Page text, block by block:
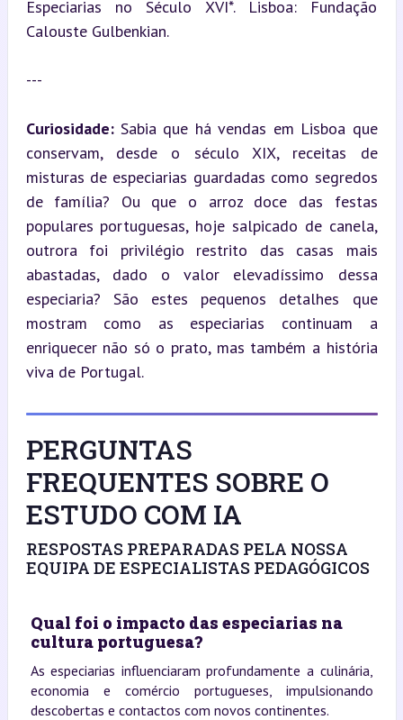
Especiarias no Século XVI*. Lisboa: Fundação
Calouste Gulbenkian.
---
Curiosidade: Sabia que há vendas em Lisboa que
conservam, desde o século XIX, receitas de
misturas de especiarias guardadas como segredos
de família? Ou que o arroz doce das festas
populares portuguesas, hoje salpicado de canela,
outrora foi privilégio restrito das casas mais
abastadas, dado o valor elevadíssimo dessa
especiaria? São estes pequenos detalhes que
mostram como as especiarias continuam a
enriquecer não só o prato, mas também a história
viva de Portugal.
PERGUNTAS
FREQUENTES SOBRE O
ESTUDO COM IA
RESPOSTAS PREPARADAS PELA NOSSA
EQUIPA DE ESPECIALISTAS PEDAGÓGICOS
Qual foi o impacto das especiarias na
cultura portuguesa?
As especiarias influenciaram profundamente a culinária,
economia e comércio portugueses, impulsionando
descobertas e contactos com novos continentes.